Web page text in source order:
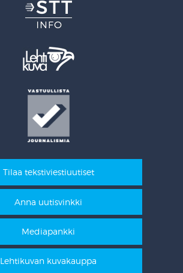
Tilaa tekstiviestiuutiset
Anna uutisvinkki
Mediapankki
Lehtikuvan kuvakauppa